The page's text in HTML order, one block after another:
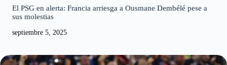
El PSG en alerta: Francia arriesga a Ousmane Dembélé pese a
sus molestias
septiembre 5, 2025